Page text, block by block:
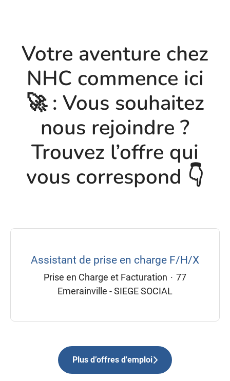
Votre aventure chez
NHC commence ici
🚀 : Vous souhaitez
nous rejoindre ?
Trouvez l’offre qui
vous correspond 👇
Assistant de prise en charge F/H/X
Prise en Charge et Facturation · 77
Emerainville - SIEGE SOCIAL
Plus d’offres d'emploi